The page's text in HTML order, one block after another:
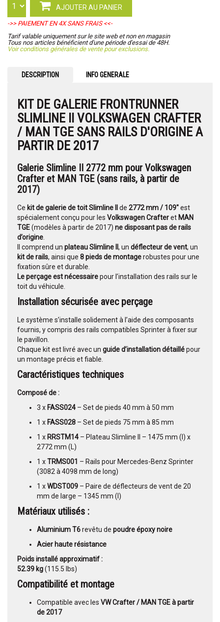
AJOUTER AU PANIER
->> PAIEMENT EN 4X SANS FRAIS <<-
Tarif valable uniquement sur le site web et non en magasin
Tous nos articles bénéficient d'une période d'essai de 48H.
Voir conditions générales de vente pour exclusions.
DESCRIPTION INFO GENERALE
KIT DE GALERIE FRONTRUNNER
SLIMLINE II VOLKSWAGEN CRAFTER
/ MAN TGE SANS RAILS D'ORIGINE A
PARTIR DE 2017
Galerie Slimline II 2772 mm pour Volkswagen
Crafter et MAN TGE (sans rails, à partir de
2017)
Ce kit de galerie de toit Slimline II de 2772 mm / 109"est
spécialement conçu pour les Volkswagen Crafteret MAN
TGE(modèles à partir de 2017) ne disposant pas de rails
d’origine
Il comprend un plateau Slimline II , un déflecteur de vent, un
kit de rails, ainsi que 8 pieds de montagerobustes pour une
fixation sûre et durable.
Le perçage est nécessairepour l’installation des rails sur le
toit du véhicule.
Installation sécurisée avec perçage
Le système s’installe solidement à l’aide des composants
fournis, y compris des rails compatibles Sprinter à fixer sur
le pavillon.
Chaque kit est livré avec un guide d’installation détaillépour
un montage précis et fiable.
Caractéristiques techniques
Composé de :
3 x FASS024 – Set de pieds 40 mm à 50 mm
1 x FASS028 – Set de pieds 75 mm à 85 mm
1 x RRSTM14 – Plateau Slimline II – 1475 mm (l) x
2772 mm (L)
1 xTRMS001 – Rails pour Mercedes-Benz Sprinter
(3082 à 4098 mm de long)
1 xWDST009 – Paire de déflecteurs de vent de 20
mm de large – 1345 mm (l)
Matériaux utilisés :
Aluminium T6revêtu de poudre époxy noire
Acier haute résistance
Poids installé approximatif :
52.39 kg(115.5 lbs)
Compatibilité et montage
Compatible avec les VW Crafter / MAN TGE à partir
de 2017